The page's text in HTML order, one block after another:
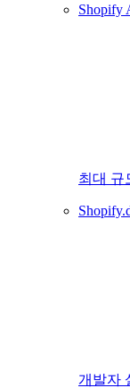
Shopify
최대 규
개발자